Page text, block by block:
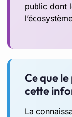
public dont
Ce que
cette
La